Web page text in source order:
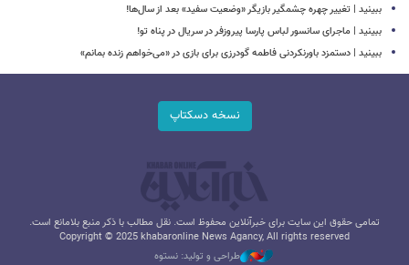
ببینید | تغییر چهره چشمگیر بازیگر «وضعیت سفید» بعد از سال‌ها!
ببینید | ماجرای سانسور لباس پارسا پیروزفر در سریال در پناه تو!
ببینید | دستمزد باورنکردنی فاطمه گودرزی برای بازی در «می‌خواهم زنده بمانم»
نسخه دسکتاپ
تمامی حقوق این سایت برای خبرآنلاین محفوظ است. نقل مطالب با ذکر منبع بلامانع است.
Copyright © 2025 khabaronline News Agancy, All rights reserved
طراحی و تولید: نستوه